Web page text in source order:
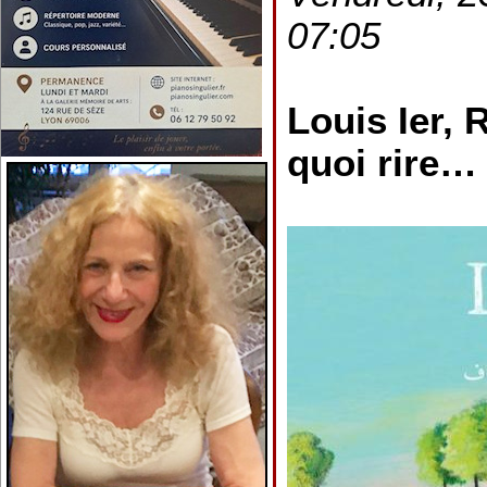
07:05
Louis Ier,
quoi